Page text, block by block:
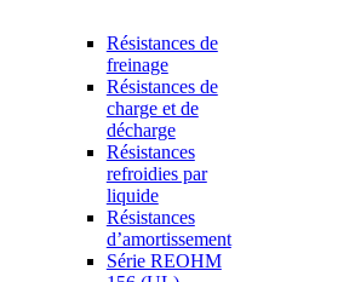
Résistances de
freinage
Résistances de
charge et de
décharge
Résistances
refroidies par
liquide
Résistances
d’amortissement
Série REOHM